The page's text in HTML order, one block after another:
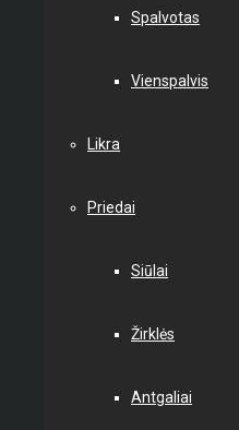
Spalvotas
Vienspalvis
Likra
Priedai
Siūlai
Žirklės
Antgaliai